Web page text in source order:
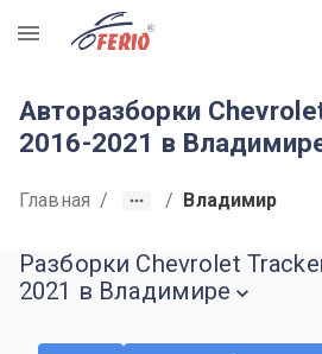
R
Авторазборки
2016-2021 в
Главная / / Владимир
Разборки Chevrolet
2021 в Владимире